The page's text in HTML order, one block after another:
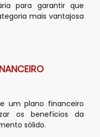
para garantir que
mais vantajosa
um plano financeiro
os benefícios da
sólido.